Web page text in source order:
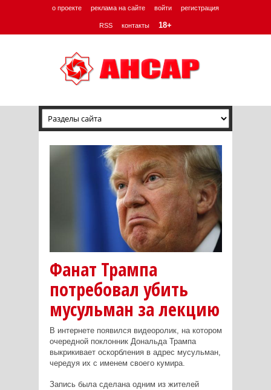
о проекте реклама на сайте войти регистрация
RSS контакты 18+
Фанат Трампа
потребовал убить
мусульман за лекцию
В интернете появился видеоролик, на котором
очередной поклонник Дональда Трампа
выкрикивает оскорбления в адрес мусульман,
чередуя их с именем своего кумира.
Запись была сделана одним из жителей